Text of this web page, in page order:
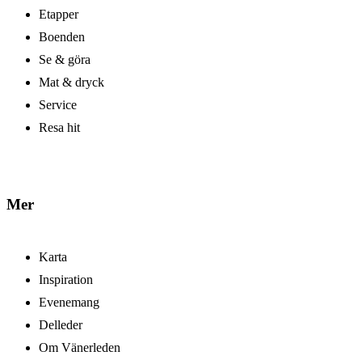
Etapper
Boenden
Se & göra
Mat & dryck
Service
Resa hit
Mer
Karta
Inspiration
Evenemang
Delleder
Om Vänerleden